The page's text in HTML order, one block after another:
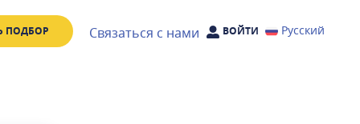
ПОДБОР Связаться с нами ВОЙТИ Русский